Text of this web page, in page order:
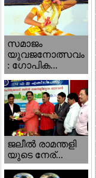
സമാജം
യുവജനോത്സവം
: ഗോപിക...
ജലീല്‍ രാമന്തളി
യുടെ നേര്...